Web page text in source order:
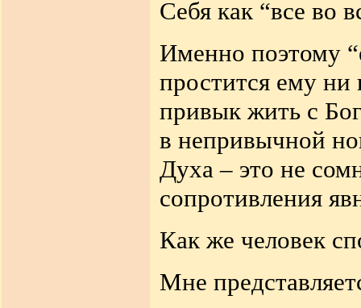
Себя как “все во
Именно поэтому
простится ему ни
привык жить с
в непривычной
Духа – это не
сопротивления
Как же человек
Мне